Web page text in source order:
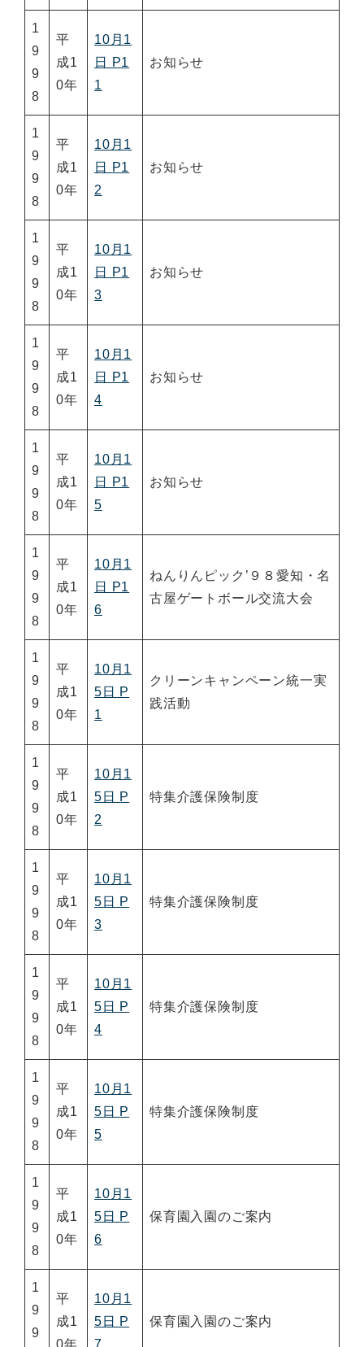
1
9
9
8
平
成1
0年
10月1
日 P1
1
お知らせ
1
9
9
8
平
成1
0年
10月1
日 P1
2
お知らせ
1
9
9
8
平
成1
0年
10月1
日 P1
3
お知らせ
1
9
9
8
平
成1
0年
10月1
日 P1
4
お知らせ
1
9
9
8
平
成1
0年
10月1
日 P1
5
お知らせ
1
9
9
8
平
成1
0年
10月1
日 P1
6
ねんりんピック’９８愛知・名
古屋ゲートボール交流大会
1
9
9
8
平
成1
0年
10月1
5日 P
1
クリーンキャンペーン統一実
践活動
1
9
9
8
平
成1
0年
10月1
5日 P
2
特集介護保険制度
1
9
9
8
平
成1
0年
10月1
5日 P
3
特集介護保険制度
1
9
9
8
平
成1
0年
10月1
5日 P
4
特集介護保険制度
1
9
9
8
平
成1
0年
10月1
5日 P
5
特集介護保険制度
1
9
9
8
平
成1
0年
10月1
5日 P
6
保育園入園のご案内
1
9
9
平
成1
10月1
5日 P
保育園入園のご案内